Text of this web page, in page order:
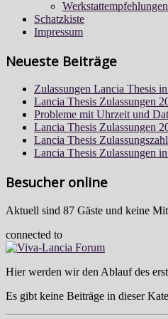
Schatzkiste
Impressum
Neueste Beiträge
Zulassungen Lancia Thesis
Lancia Thesis Zulassungen
Probleme mit Uhrzeit und
Lancia Thesis Zulassungen
Lancia Thesis
Lancia Thesis Zulassungen
Besucher online
Aktuell sind 87 Gäste und keine
connected to
Hier werden wir den Ablauf des
Es gibt keine Beiträge in dieser